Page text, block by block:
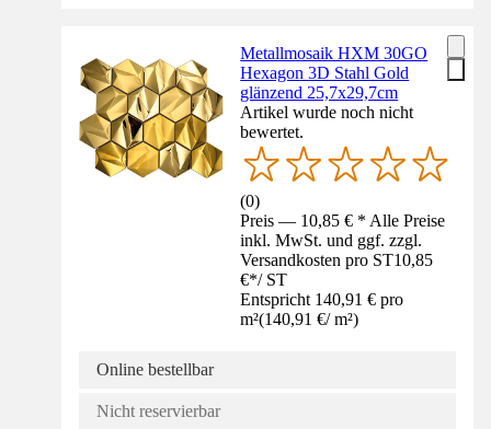
Metallmosaik HXM 30GO
Hexagon 3D Stahl Gold
glänzend 25,7x29,7cm
Artikel wurde noch nicht
bewertet.
(0)
Preis — 10,85 € * Alle Preise
inkl. MwSt. und ggf. zzgl.
Versandkosten pro ST10,85
€*/ ST
Entspricht 140,91 € pro
m²(140,91 €/ m²)
Online bestellbar
Nicht reservierbar